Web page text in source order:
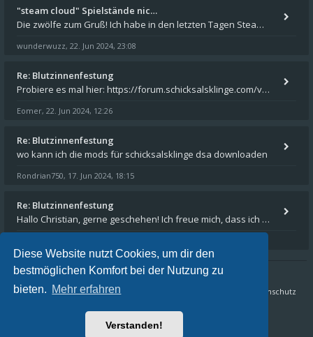
Diese Website nutzt Cookies, um dir den
bestmöglichen Komfort bei der Nutzung zu
bieten. Mehr erfahren
Verstanden!
"steam cloud" Spielstände nic…
Die zwölfe zum Gruß! Ich habe in den letzten Tagen Steam auf meinem Desktop PC mit Windows 11 installiert und über Steam
wunderwuzz, 22. Jun 2024, 23:08
Re: Blutzinnenfestung
Probiere es mal hier: https://forum.schicksalsklinge.com/viewtopic.php?f=239&t=15661
Eomer, 22. Jun 2024, 12:26
Re: Blutzinnenfestung
wo kann ich die mods für schicksalsklinge dsa downloaden
Rondrian750, 17. Jun 2024, 18:15
Re: Blutzinnenfestung
Hallo Christian, gerne geschehen! Ich freue mich, dass ich Dir weiterhelfen konnte - und das Forum weiter "lebt". Denn
Sternenschweif.com Nordlandtrilogie Forum Datenschutz
Alle Zeiten sindUTC+02:00
Aktuelle Zeit: 09. Aug 2026, 16:18